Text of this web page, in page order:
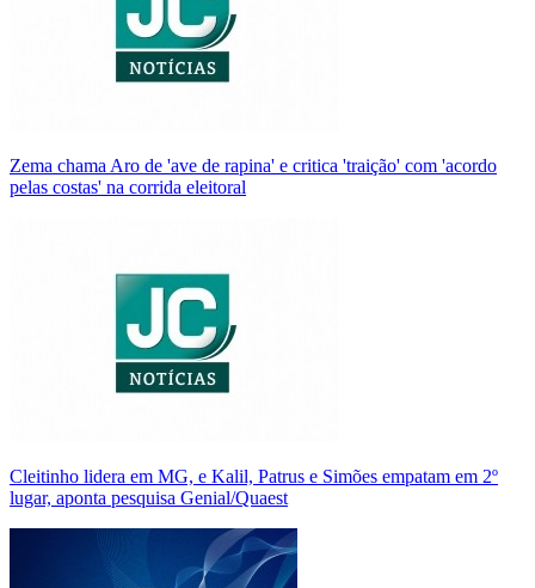
Zema chama Aro de 'ave de rapina' e critica 'traição' com 'acordo
pelas costas' na corrida eleitoral
Cleitinho lidera em MG, e Kalil, Patrus e Simões empatam em 2º
lugar, aponta pesquisa Genial/Quaest